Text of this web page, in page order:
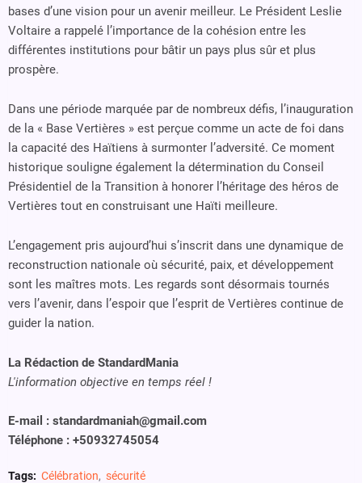
bases d’une vision pour un avenir meilleur. Le Président Leslie
Voltaire a rappelé l’importance de la cohésion entre les
différentes institutions pour bâtir un pays plus sûr et plus
prospère.
Dans une période marquée par de nombreux défis, l’inauguration
de la « Base Vertières » est perçue comme un acte de foi dans
la capacité des Haïtiens à surmonter l’adversité. Ce moment
historique souligne également la détermination du Conseil
Présidentiel de la Transition à honorer l’héritage des héros de
Vertières tout en construisant une Haïti meilleure.
L’engagement pris aujourd’hui s’inscrit dans une dynamique de
reconstruction nationale où sécurité, paix, et développement
sont les maîtres mots. Les regards sont désormais tournés
vers l’avenir, dans l’espoir que l’esprit de Vertières continue de
guider la nation.
La Rédaction de StandardMania
L'information objective en temps réel !
E-mail : standardmaniah@gmail.com
Téléphone : +50932745054
Tags: Célébration sécurité